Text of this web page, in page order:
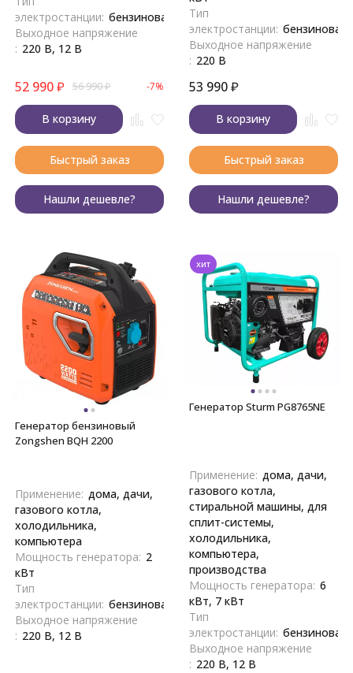
электростанции: бензиновая
Выходное напряжение
: 220 В, 12 В
52 990₽ 56 990₽ -7%
В корзину
Быстрый заказ
Нашли дешевле?
Тип
электростанции: бензиновая
Выходное напряжение
: 220 В
53 990₽
В корзину
Быстрый заказ
Нашли дешевле?
Генератор бензиновый
Zongshen BQH 2200
Применение: дома, дачи,
газового котла,
холодильника,
компьютера
Мощность генератора: 2
кВт
Тип
электростанции: бензиновая
Выходное напряжение
: 220 В, 12 В
хит
Генератор Sturm PG8765NE
Применение: дома, дачи,
газового котла,
стиральной машины, для
сплит-системы,
холодильника,
компьютера,
производства
Мощность генератора: 6
кВт, 7 кВт
Тип
электростанции: бензиновая
Выходное напряжение
: 220 В, 12 В